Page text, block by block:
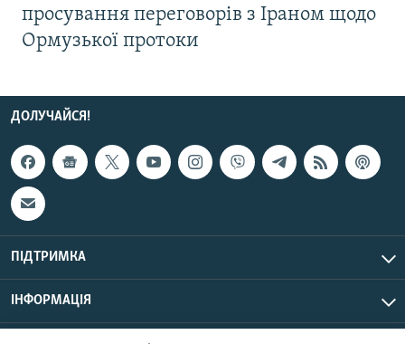
просування переговорів з Іраном щодо
Ормузької протоки
ДОЛУЧАЙСЯ!
ПІДТРИМКА
ІНФОРМАЦІЯ